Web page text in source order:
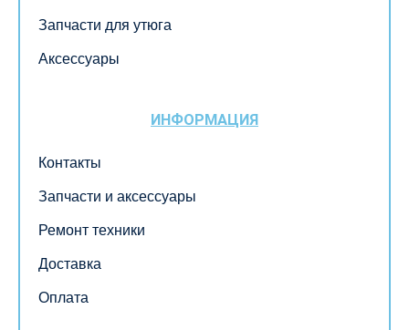
Запчасти для утюга
Аксессуары
ИНФОРМАЦИЯ
Контакты
Запчасти и аксессуары
Ремонт техники
Доставка
Оплата